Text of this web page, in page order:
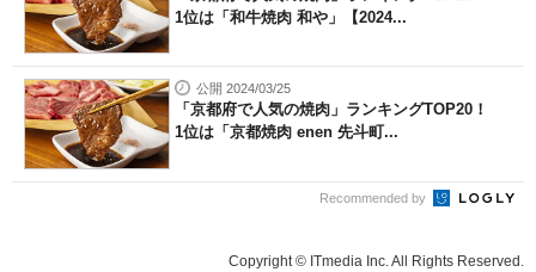
1位は「和牛焼肉 和や」【2024...
公開 2024/03/25
「京都府で人気の焼肉」ランキングTOP20！
1位は「京都焼肉 enen 先斗町...
Recommended by
Copyright © ITmedia Inc. All Rights Reserved.